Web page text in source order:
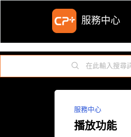
服務中心
服務中心
播放功能